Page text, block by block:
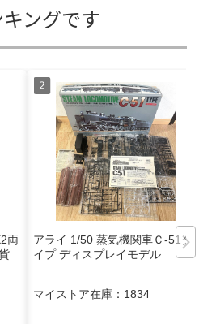
ングです
両
アライ 1/50 蒸気機関車Ｃ-51タ
イプ ディスプレイモデル
マイストア在庫： 1834